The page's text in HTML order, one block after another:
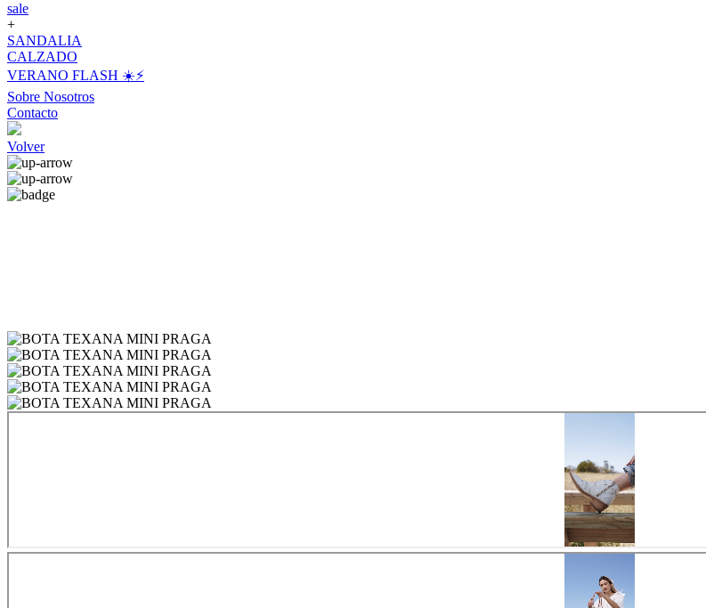
sale
+
SANDALIA
CALZADO
VERANO FLASH ☀️⚡️
Sobre Nosotros
Contacto
Volver